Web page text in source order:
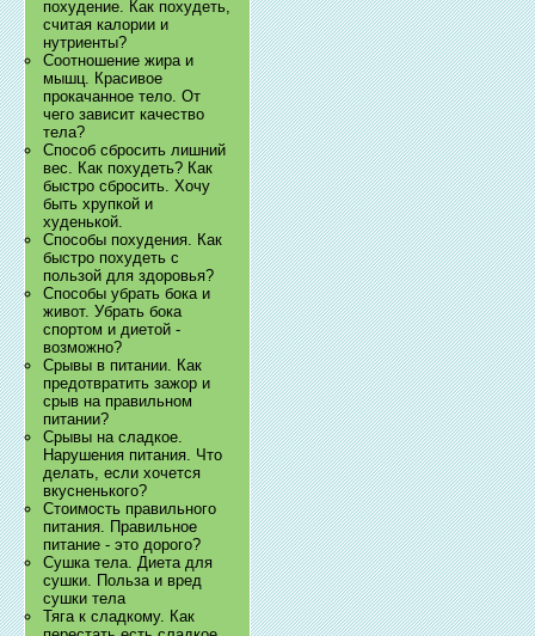
похудение. Как похудеть,
считая калории и
нутриенты?
Соотношение жира и
мышц. Красивое
прокачанное тело. От
чего зависит качество
тела?
Способ сбросить лишний
вес. Как похудеть? Как
быстро сбросить. Хочу
быть хрупкой и
худенькой.
Способы похудения. Как
быстро похудеть с
пользой для здоровья?
Способы убрать бока и
живот. Убрать бока
спортом и диетой -
возможно?
Срывы в питании. Как
предотвратить зажор и
срыв на правильном
питании?
Срывы на сладкое.
Нарушения питания. Что
делать, если хочется
вкусненького?
Стоимость правильного
питания. Правильное
питание - это дорого?
Сушка тела. Диета для
сушки. Польза и вред
сушки тела
Тяга к сладкому. Как